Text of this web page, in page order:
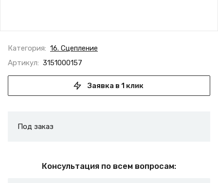
Категория: 16. Сцепление
Артикул: 3151000157
Заявка в 1 клик
Под заказ
Консультация по всем вопросам: